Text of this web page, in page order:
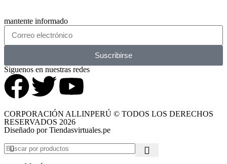
mantente informado
Suscribirse
Siguenos en nuestras redes
CORPORACIÓN ALLINPERÚ © TODOS LOS DERECHOS
RESERVADOS 2026
Diseñado por Tiendasvirtuales.pe